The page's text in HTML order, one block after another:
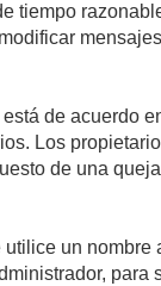
tiempo
de acuerdo
Los
de una
un